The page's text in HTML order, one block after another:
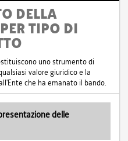
DELLA
TIPO DI
uno strumento di
valore giuridico e la
che ha emanato il bando.
delle